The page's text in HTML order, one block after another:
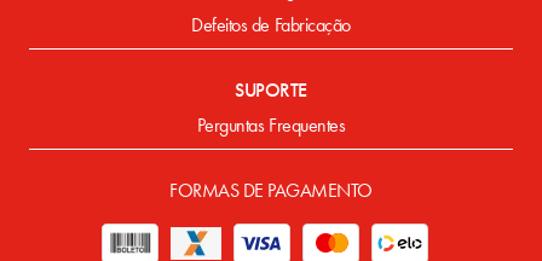
Defeitos de Fabricação
SUPORTE
Perguntas Frequentes
FORMAS DE PAGAMENTO